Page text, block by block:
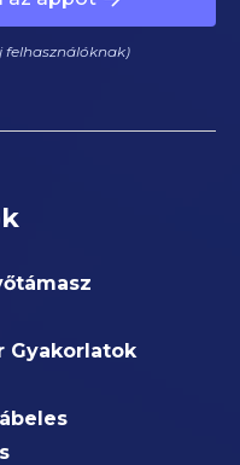
felhasználóknak)
Gyakorlatok